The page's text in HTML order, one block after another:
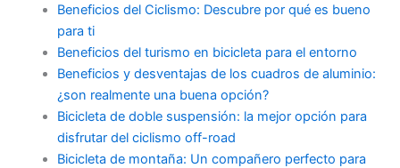
Beneficios del Ciclismo: Descubre por qué es bueno
para ti
Beneficios del turismo en bicicleta para el entorno
Beneficios y desventajas de los cuadros de aluminio:
¿son realmente una buena opción?
Bicicleta de doble suspensión: la mejor opción para
disfrutar del ciclismo off-road
Bicicleta de montaña: Un compañero perfecto para